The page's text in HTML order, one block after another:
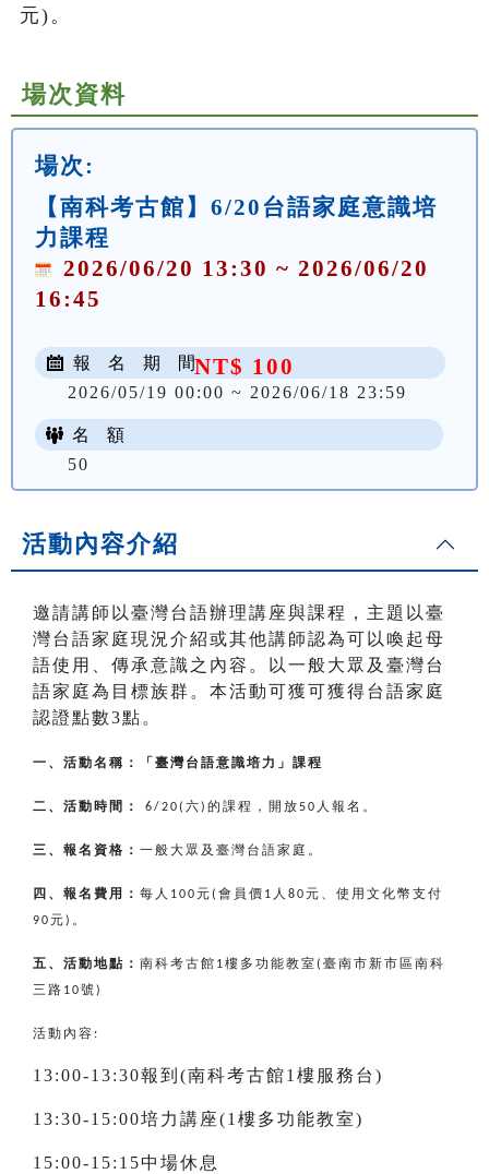
元)。
場次資料
場次:
【南科考古館】6/20台語家庭意識培
力課程
2026/06/20 13:30 ~ 2026/06/20
16:45
NT$ 100
報 名 期 間
2026/05/19 00:00 ~ 2026/06/18 23:59
名 額
50
活動內容介紹
邀請講師以臺灣台語辦理講座與課程，主題以臺
灣台語家庭現況介紹或其他講師認為可以喚起母
語使用、傳承意識之內容。以一般大眾及臺灣台
語家庭為目標族群。本活動可獲可獲得台語家庭
認證點數3點。
一、活動名稱：「臺灣台語意識培力」課程
二、活動時間： 6/20( 六 ) 的課程，開放50 人報名。
三、報名資格： 一般大眾及臺灣台語家庭。
四、報名費用： 每人 100元( 會員價 1 人 80元、使用文化幣支付
90元 ) 。
五、活動地點： 南科考古館 1樓多功能教室( 臺南市新市區南科
三路 10號 )
活動內容:
13:00-13:30報到(南科考古館1樓服務台)
13:30-15:00培力講座(1樓多功能教室)
15:00-15:15中場休息